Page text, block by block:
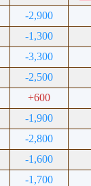
-2,900
-1,300
-3,300
-2,500
+600
-1,900
-2,800
-1,600
-1,700